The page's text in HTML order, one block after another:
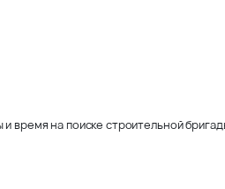
время на поиске строительной